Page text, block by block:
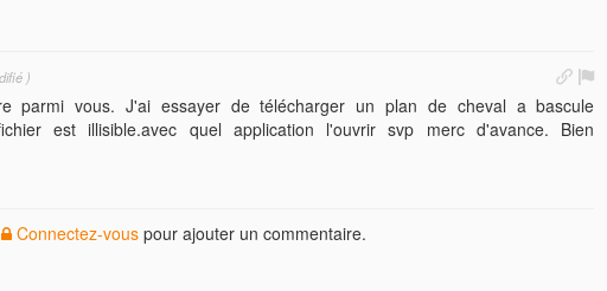
)
parmi vous. J'ai essayer de télécharger un plan de cheval a bascule
est illisible.avec quel application l'ouvrir svp merc d'avance. Bien
Connectez-vouspour ajouter un commentaire.